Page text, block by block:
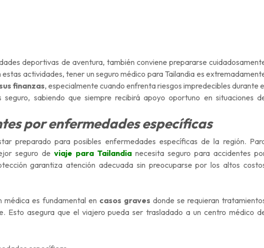
deportivas de aventura, también conviene prepararse
actividades, tener un seguro médico para Tailandia es
finanzas, especialmente cuando enfrenta riesgos impredecibles durante
sabiendo que siempre recibirá apoyo oportuno en situaciones
por enfermedades específicas
preparado para posibles enfermedades específicas de la región.
seguro de viaje para Tailandia necesita seguro para accidentes
garantiza atención adecuada sin preocuparse por los altos
médica es fundamental en casos graves donde se requieran
Esto asegura que el viajero pueda ser trasladado a un centro médico